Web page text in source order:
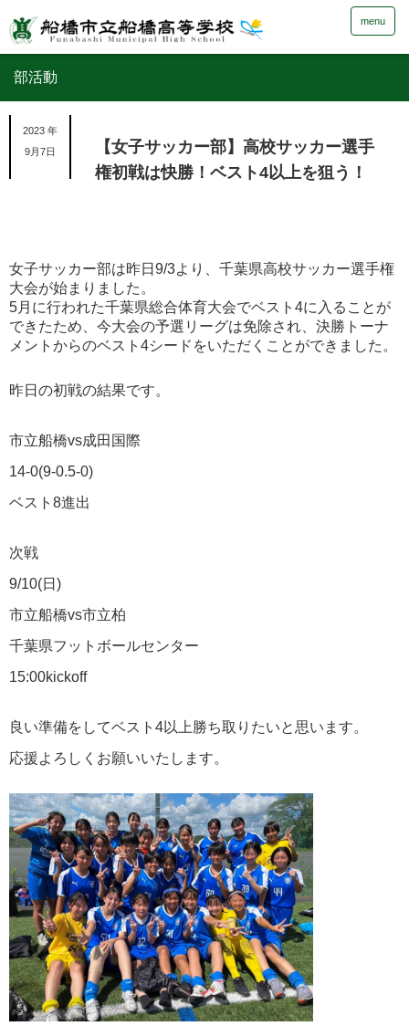
menu
部活動
2023 年
9月7日
【女子サッカー部】高校サッカー選手
権初戦は快勝！ベスト4以上を狙う！
女子サッカー部は昨日9/3より、千葉県高校サッカー選手権
大会が始まりました。
5月に行われた千葉県総合体育大会でベスト4に入ることが
できたため、今大会の予選リーグは免除され、決勝トーナ
メントからのベスト4シードをいただくことができました。
昨日の初戦の結果です。
市立船橋vs成田国際
14-0(9-0.5-0)
ベスト8進出
次戦
9/10(日)
市立船橋vs市立柏
千葉県フットボールセンター
15:00kickoff
良い準備をしてベスト4以上勝ち取りたいと思います。
応援よろしくお願いいたします。